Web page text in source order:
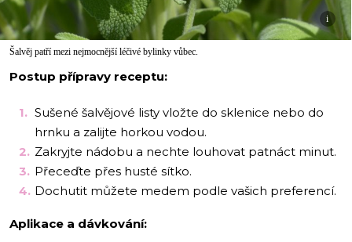
i
Šalvěj patří mezi nejmocnější léčivé bylinky vůbec.
Postup přípravy receptu:
Sušené šalvějové listy vložte do sklenice nebo do
hrnku a zalijte horkou vodou.
Zakryjte nádobu a nechte louhovat patnáct minut.
Přeceďte přes husté sítko.
Dochutit můžete medem podle vašich preferencí.
Aplikace a dávkování: